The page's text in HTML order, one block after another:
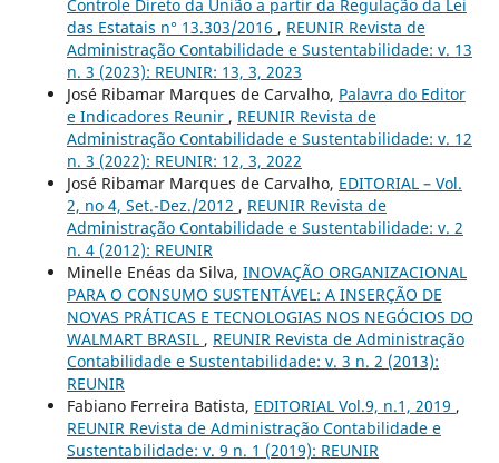
Controle Direto da União a partir da Regulação da Lei
das Estatais n° 13.303/2016 , REUNIR Revista de
Administração Contabilidade e Sustentabilidade: v. 13
n. 3 (2023): REUNIR: 13, 3, 2023
José Ribamar Marques de Carvalho, Palavra do Editor
e Indicadores Reunir , REUNIR Revista de
Administração Contabilidade e Sustentabilidade: v. 12
n. 3 (2022): REUNIR: 12, 3, 2022
José Ribamar Marques de Carvalho, EDITORIAL – Vol.
2, no 4, Set.-Dez./2012 , REUNIR Revista de
Administração Contabilidade e Sustentabilidade: v. 2
n. 4 (2012): REUNIR
Minelle Enéas da Silva, INOVAÇÃO ORGANIZACIONAL
PARA O CONSUMO SUSTENTÁVEL: A INSERÇÃO DE
NOVAS PRÁTICAS E TECNOLOGIAS NOS NEGÓCIOS DO
WALMART BRASIL , REUNIR Revista de Administração
Contabilidade e Sustentabilidade: v. 3 n. 2 (2013):
REUNIR
Fabiano Ferreira Batista, EDITORIAL Vol.9, n.1, 2019 ,
REUNIR Revista de Administração Contabilidade e
Sustentabilidade: v. 9 n. 1 (2019): REUNIR